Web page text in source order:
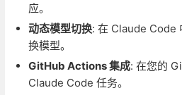
应。
动态模型切换: 在 Claude Code
换模型。
GitHub Actions 集成: 在您的
Claude Code 任务。